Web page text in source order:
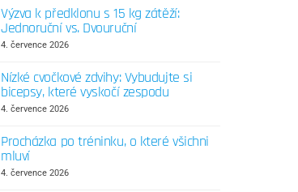
Výzva k předklonu s 15 kg zátěží:
Jednoruční vs. Dvouruční
4. července 2026
Nízké cvočkové zdvihy: Vybudujte si
bicepsy, které vyskočí zespodu
4. července 2026
Procházka po tréninku, o které všichni
mluví
4. července 2026